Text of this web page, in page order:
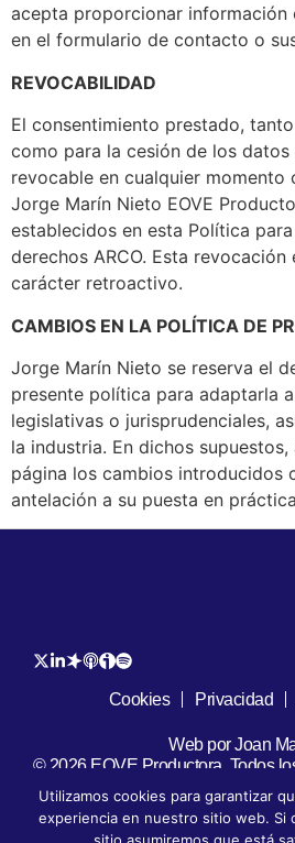
acepta proporcionar
en el formulario de contacto o
REVOCABILIDAD
El consentimiento prestado,
como para la cesión de los
revocable en cualquier momento
Jorge Marín Nieto EOVE
establecidos en esta Política
derechos ARCO. Esta
carácter retroactivo.
CAMBIOS EN LA POLÍTICA DE
Jorge Marín Nieto se reserva el
presente política para adaptarla
legislativas o jurisprudenciales,
la industria. En dichos supuestos,
página los cambios introducidos
antelación a su puesta en
Cookies Privacidad
Web por Joan
© 2026 EOVE Productora. Todos
Utilizamos cookies para garantizar
experiencia en nuestro sitio web. Si